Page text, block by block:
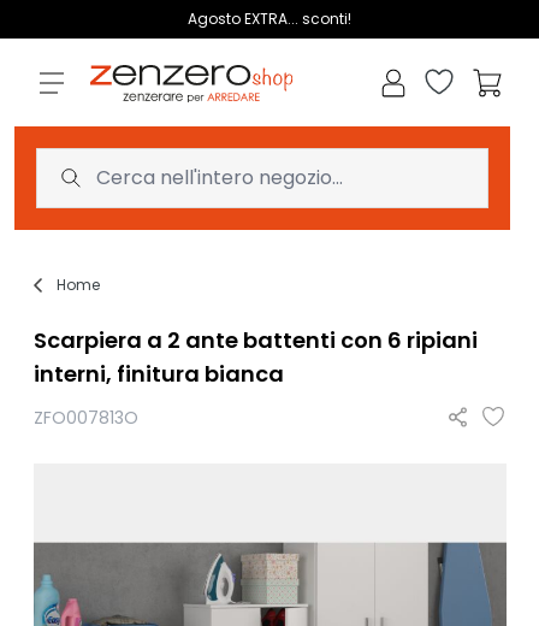
Agosto EXTRA... sconti!
Lista dei
Home
Scarpiera a 2 ante battenti con 6 ripiani
interni, finitura bianca
ZFO007813O